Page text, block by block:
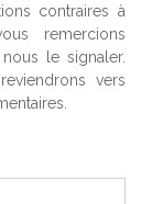
contraires à
remercions
le signaler.
vers